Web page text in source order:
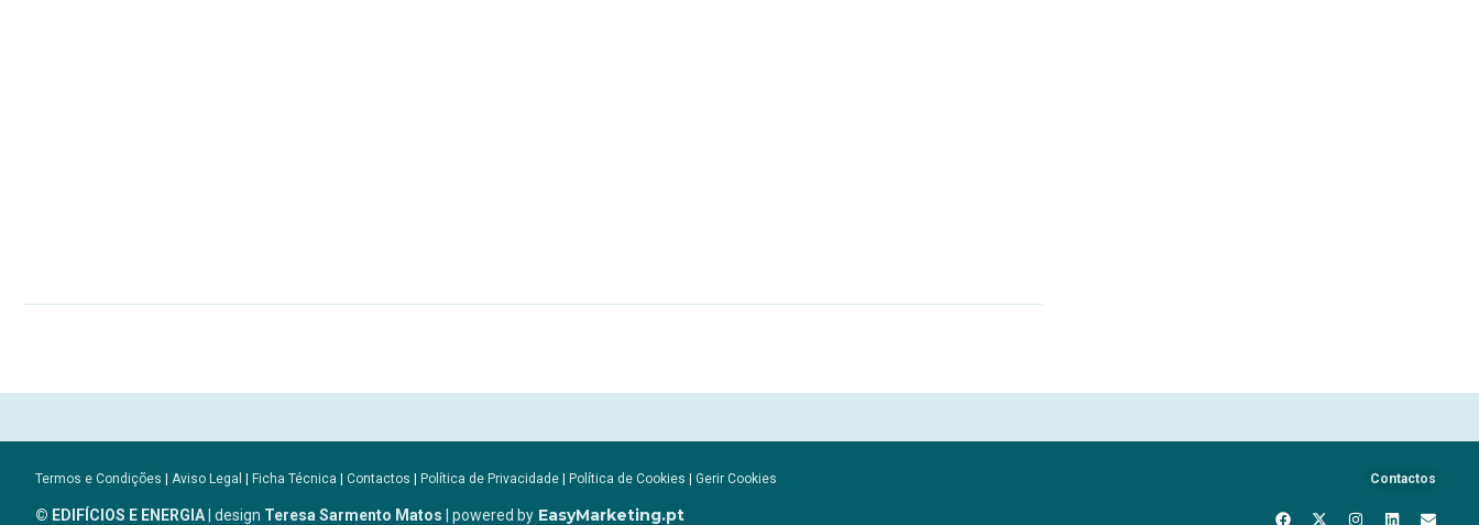
Termos e Condições | Aviso Legal | Ficha Técnica | Contactos | Política de Privacidade | Política de Cookies | Gerir Cookies
© EDIFÍCIOS E ENERGIA| design Teresa Sarmento Matos | powered by EasyMarketing.pt
Contactos